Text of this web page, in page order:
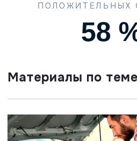
ПОЛОЖИТЕЛЬНЫХ
87
Материалы по теме